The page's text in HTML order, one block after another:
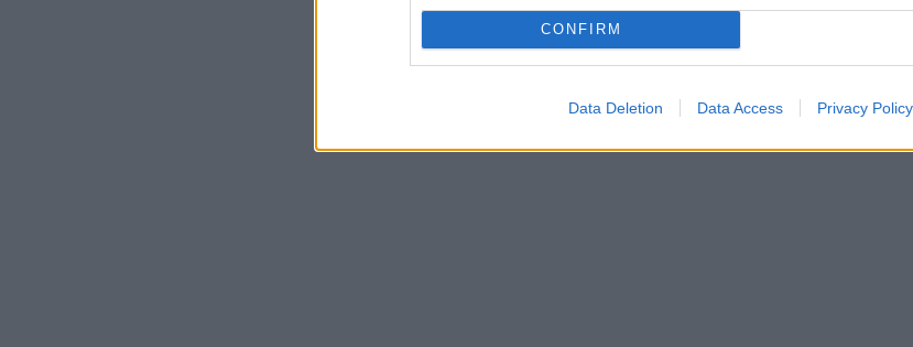
CONFIRM
Data Deletion Data Access Privacy Policy